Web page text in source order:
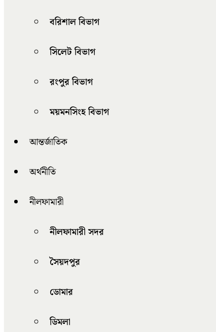
বরিশাল বিভাগ
সিলেট বিভাগ
রংপুর বিভাগ
ময়মনসিংহ বিভাগ
আন্তর্জাতিক
অর্থনীতি
নীলফামারী
নীলফামারী সদর
সৈয়দপুর
ডোমার
ডিমলা